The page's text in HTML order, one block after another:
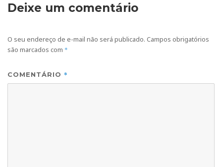
Deixe um comentário
O seu endereço de e-mail não será publicado. Campos obrigatórios
são marcados com *
COMENTÁRIO *